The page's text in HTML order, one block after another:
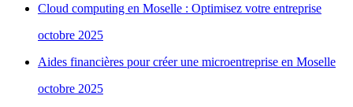
Cloud computing en Moselle : Optimisez votre entreprise
octobre 2025
Aides financières pour créer une microentreprise en Moselle
octobre 2025